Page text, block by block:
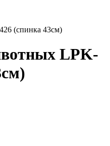
(спинка 43см)
LPK-